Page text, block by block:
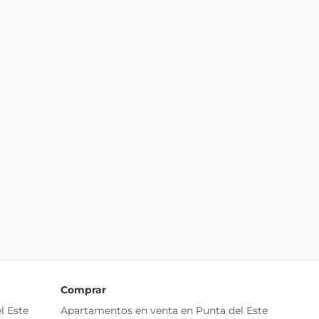
Este
Comprar
Apartamentos en venta en Punta del Este